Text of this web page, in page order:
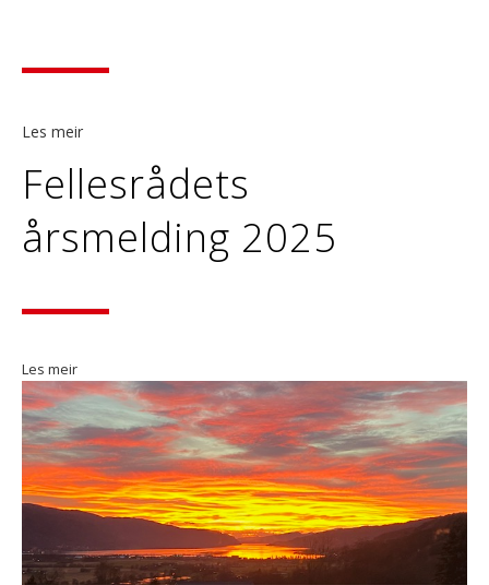
Les meir
Fellesrådets
årsmelding 2025
Les meir